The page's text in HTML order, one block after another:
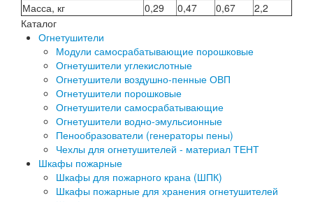
Масса, кг 0,29 0,47 0,67
2,2
Каталог
Огнетушители
Модули самосрабатывающие порошковые
Огнетушители углекислотные
Огнетушители воздушно-пенные ОВП
Огнетушители порошковые
Огнетушители самосрабатывающие
Огнетушители водно-эмульсионные
Пенообразователи (генераторы пены)
Чехлы для огнетушителей - материал ТЕНТ
Шкафы пожарные
Шкафы для пожарного крана (ШПК)
Шкафы пожарные для хранения огнетушителей